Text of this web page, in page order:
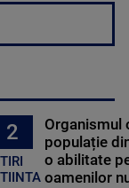
2
Organismul
populație
o abilitate
oamenilor